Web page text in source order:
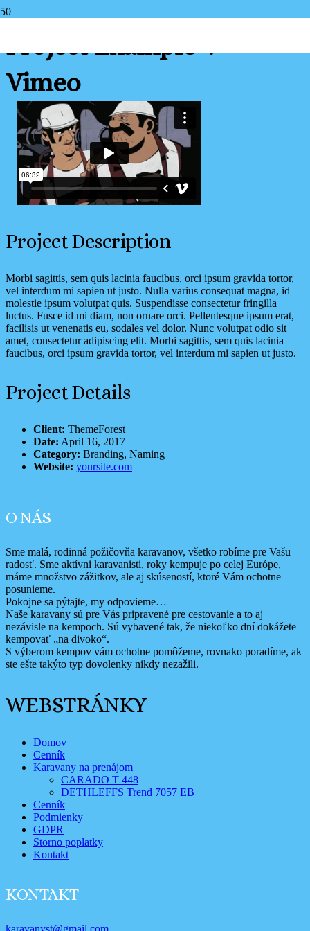
Project Example 4 –
Vimeo
Project Description
Morbi sagittis, sem quis lacinia faucibus, orci ipsum gravida tortor,
vel interdum mi sapien ut justo. Nulla varius consequat magna, id
molestie ipsum volutpat quis. Suspendisse consectetur fringilla
luctus. Fusce id mi diam, non ornare orci. Pellentesque ipsum erat,
facilisis ut venenatis eu, sodales vel dolor. Nunc volutpat odio sit
amet, consectetur adipiscing elit. Morbi sagittis, sem quis lacinia
faucibus, orci ipsum gravida tortor, vel interdum mi sapien ut justo.
Project Details
Client: ThemeForest
Date: April 16, 2017
Category: Branding, Naming
Website: yoursite.com
O NÁS
Sme malá, rodinná požičovňa karavanov, všetko robíme pre Vašu
radosť. Sme aktívni karavanisti, roky kempuje po celej Európe,
máme množstvo zážitkov, ale aj skúseností, ktoré Vám ochotne
posunieme.
Pokojne sa pýtajte, my odpovieme…
Naše karavany sú pre Vás pripravené pre cestovanie a to aj
nezávisle na kempoch. Sú vybavené tak, že niekoľko dní dokážete
kempovať „na divoko“.
S výberom kempov vám ochotne pomôžeme, rovnako poradíme, ak
ste ešte takýto typ dovolenky nikdy nezažili.
WEBSTRÁNKY
Domov
Cenník
Karavany na prenájom
CARADO T 448
DETHLEFFS Trend 7057 EB
Cenník
Podmienky
GDPR
Storno poplatky
Kontakt
KONTAKT
karavanyst@gmail.com